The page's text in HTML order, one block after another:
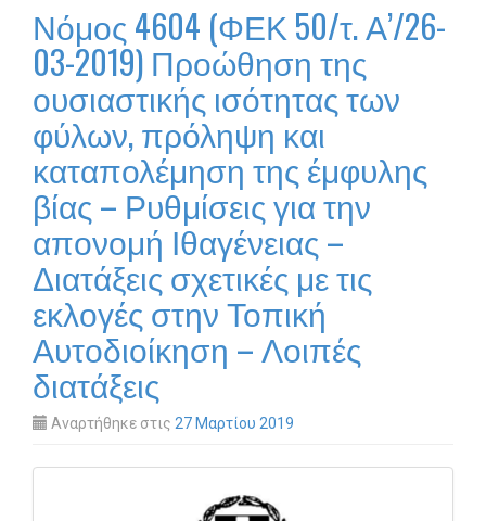
Νόμος 4604 (ΦΕΚ 50/τ. Α’/26-
03-2019) Προώθηση της
ουσιαστικής ισότητας των
φύλων, πρόληψη και
καταπολέμηση της έμφυλης
βίας – Ρυθμίσεις για την
απονομή Ιθαγένειας –
Διατάξεις σχετικές με τις
εκλογές στην Τοπική
Αυτοδιοίκηση – Λοιπές
διατάξεις
Αναρτήθηκε στις 27 Μαρτίου 2019